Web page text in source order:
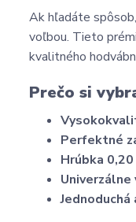
Ak hľadáte
voľbou. Tieto
kvalitného
Prečo si
Perfektné
Hrúbka 0,20
Jednoduchá